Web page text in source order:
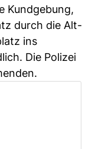
Kundgebung,
durch die Alt-
ins
Die Polizei